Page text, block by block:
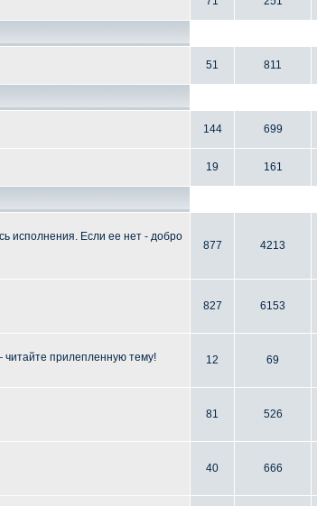
51 811
144 699
19 161
исполнения. Если ее нет - добро
877 4213
827 6153
прилепленную тему!
12 69
81 526
40 666